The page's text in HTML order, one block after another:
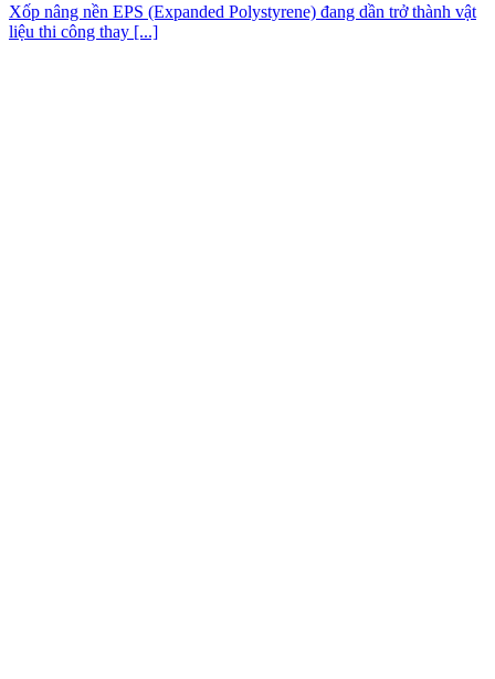
Xốp nâng nền EPS (Expanded Polystyrene) đang dần trở thành vật
liệu thi công thay [...]